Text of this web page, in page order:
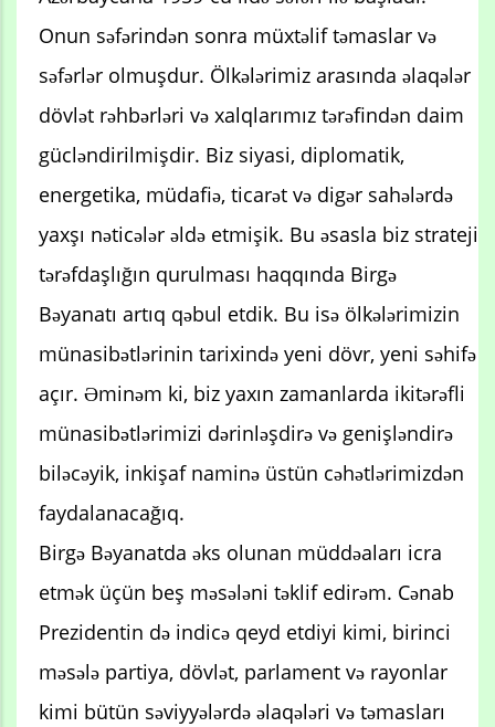
Onun səfərindən sonra müxtəlif təmaslar və
səfərlər olmuşdur. Ölkələrimiz arasında əlaqələr
dövlət rəhbərləri və xalqlarımız tərəfindən daim
gücləndirilmişdir. Biz siyasi, diplomatik,
energetika, müdafiə, ticarət və digər sahələrdə
yaxşı nəticələr əldə etmişik. Bu əsasla biz strateji
tərəfdaşlığın qurulması haqqında Birgə
Bəyanatı artıq qəbul etdik. Bu isə ölkələrimizin
münasibətlərinin tarixində yeni dövr, yeni səhifə
açır. Əminəm ki, biz yaxın zamanlarda ikitərəfli
münasibətlərimizi dərinləşdirə və genişləndirə
biləcəyik, inkişaf naminə üstün cəhətlərimizdən
faydalanacağıq.
Birgə Bəyanatda əks olunan müddəaları icra
etmək üçün beş məsələni təklif edirəm. Cənab
Prezidentin də indicə qeyd etdiyi kimi, birinci
məsələ partiya, dövlət, parlament və rayonlar
kimi bütün səviyyələrdə əlaqələri və təmasları